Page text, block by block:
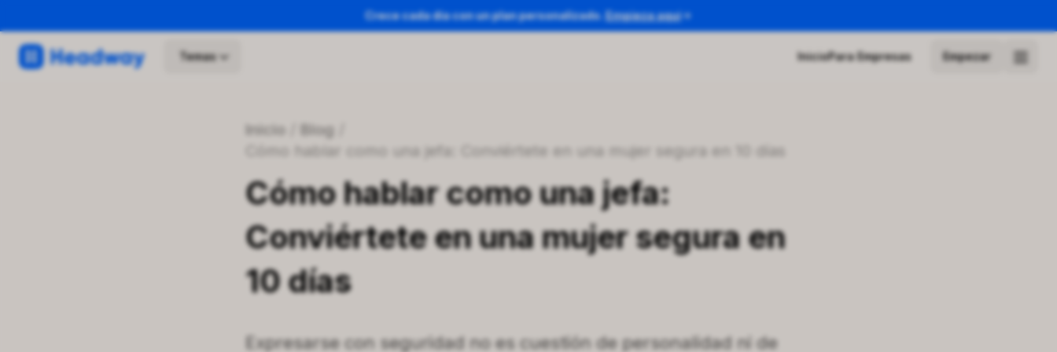
Crece cada día con un plan personalizado.Empieza aquí
Temas InicioPara Empresas Empezar
Inicio Blog
Cómo hablar como una jefa: Conviértete en una mujer segura en 10 días
Cómo hablar como una jefa:
Conviértete en una mujer segura en
10 días
Expresarse con seguridad no es cuestión de personalidad ni de